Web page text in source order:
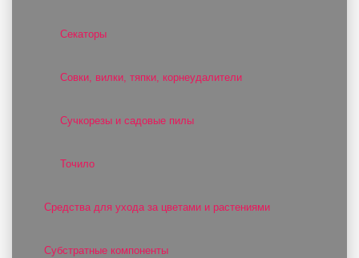
Секаторы
Совки, вилки, тяпки, корнеудалители
Сучкорезы и садовые пилы
Точило
Средства для ухода за цветами и растениями
Субстратные компоненты